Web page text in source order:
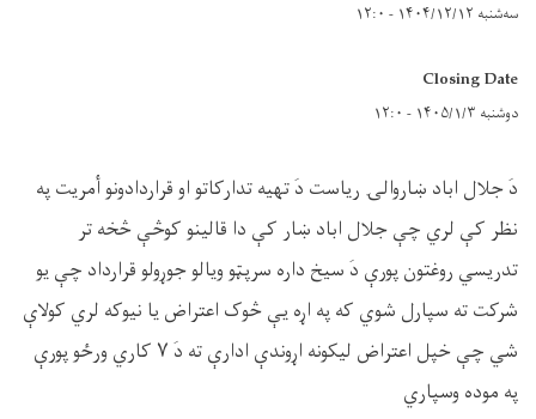
سه‌شنبه ۱۴۰۴/۱۲/۱۲ - ۱۲:۰
Closing Date
دوشنبه ۱۴۰۵/۱/۳ - ۱۲:۰
دَ جلال اباد ښاروالۍ ریاست دَ تهيه تدارکاتو او قراردادونو أمريت په
نظر کې لري چې جلال اباد ښار کې دا قالينو کوڅې څخه تر
تدريسي روغتون پورې دَ سيخ داره سرپټو ويالو جوړولو قرارداد چې يو
شرکت ته سپارل شوي که په اړه يې څوک اعتراض يا نيوکه لري کولاې
شي چې خپل اعتراض ليکونه اړوندې ادارې ته دَ ٧ کاري ورځو پورې
په موده وسپاري